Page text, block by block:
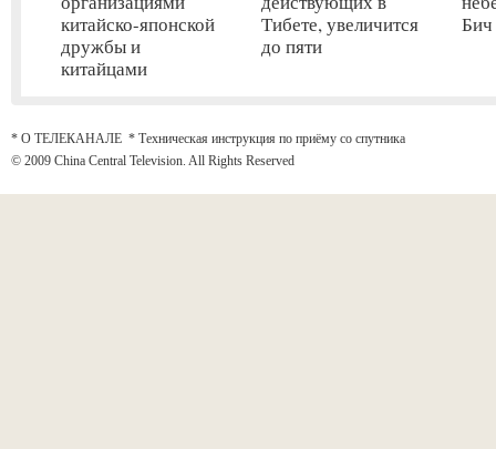
китайско-японской
дружбы и
китайцами
Тибете, увеличится
до пяти
Бич
* О ТЕЛЕКАНАЛЕ * Техническая инструкция по приёму со спутника
© 2009 China Central Television. All Rights Reserved